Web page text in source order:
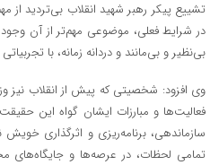
تشییع پیکر رهبر شهید انقلاب بی‌تردید از
در شرایط فعلی، موضوعی مهم‌تر از آن
بی‌نظیر و بی‌مانند و دردانه زمانه، با
وی افزود: شخصیتی که پیش از انقلاب نیز
فعالیت‌ها و مبارزات ایشان گواه این
سازماندهی، برنامه‌ریزی و اثرگذاری
تمامی لحظات، در عرصه‌ها و جایگاه‌های